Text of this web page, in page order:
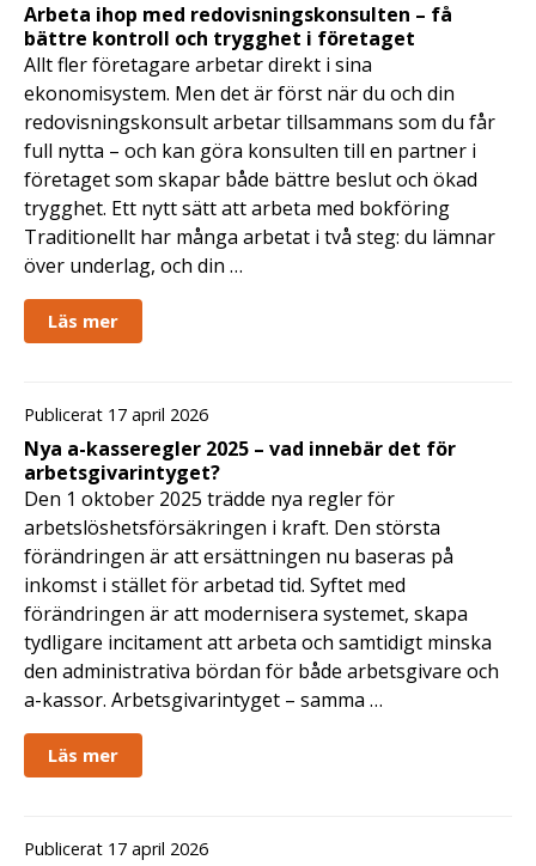
Arbeta ihop med redovisningskonsulten – få
bättre kontroll och trygghet i företaget
Allt fler företagare arbetar direkt i sina
ekonomisystem. Men det är först när du och din
redovisningskonsult arbetar tillsammans som du får
full nytta – och kan göra konsulten till en partner i
företaget som skapar både bättre beslut och ökad
trygghet. Ett nytt sätt att arbeta med bokföring
Traditionellt har många arbetat i två steg: du lämnar
över underlag, och din …
Läs mer
Publicerat 17 april 2026
Nya a-kasseregler 2025 – vad innebär det för
arbetsgivarintyget?
Den 1 oktober 2025 trädde nya regler för
arbetslöshetsförsäkringen i kraft. Den största
förändringen är att ersättningen nu baseras på
inkomst i stället för arbetad tid. Syftet med
förändringen är att modernisera systemet, skapa
tydligare incitament att arbeta och samtidigt minska
den administrativa bördan för både arbetsgivare och
a-kassor. Arbetsgivarintyget – samma …
Läs mer
Publicerat 17 april 2026